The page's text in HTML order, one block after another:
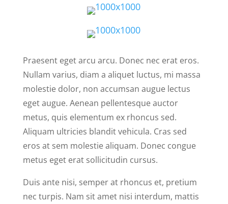
Praesent eget arcu arcu. Donec nec erat eros.
Nullam varius, diam a aliquet luctus, mi massa
molestie dolor, non accumsan augue lectus
eget augue. Aenean pellentesque auctor
metus, quis elementum ex rhoncus sed.
Aliquam ultricies blandit vehicula. Cras sed
eros at sem molestie aliquam. Donec congue
metus eget erat sollicitudin cursus.
Duis ante nisi, semper at rhoncus et, pretium
nec turpis. Nam sit amet nisi interdum, mattis